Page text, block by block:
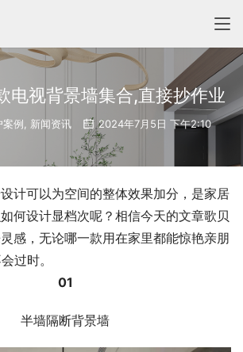
电视背景墙集合,直接抄作业
案例 新闻资讯 2024年7月5日 下午2:10
计可以为空间的整体效果加分，是家居
何设计显档次呢？相信今天的文章歌贝
感，无论哪一款用在家里都能惊艳亲朋
过时。
01
半墙隔断背景墙